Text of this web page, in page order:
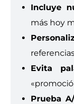
Incluye
más hoy
Evita
Prueba